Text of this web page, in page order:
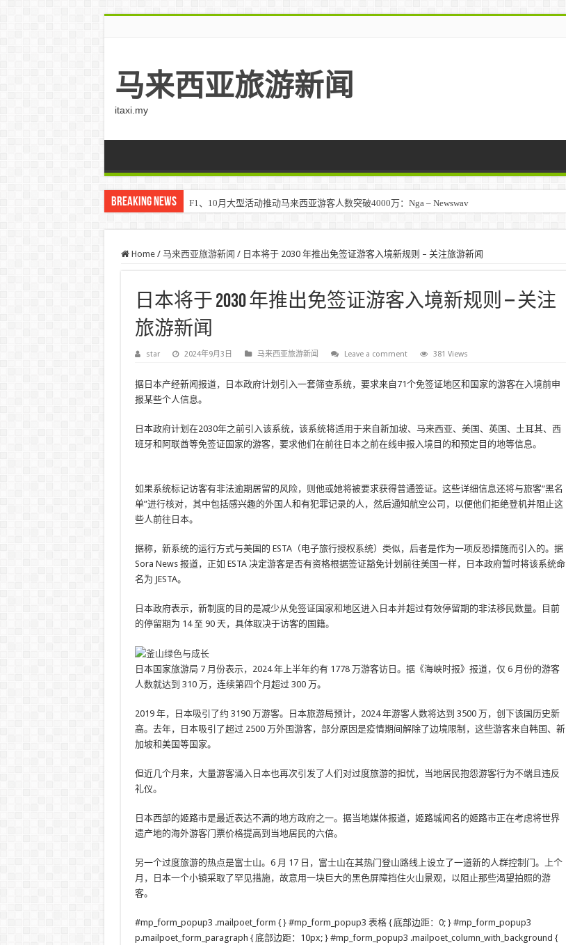
马来西亚旅游新闻
itaxi.my
Breaking News F1、10月大型活动推动马来西亚游客人数突破4000万：Nga – Newswav
Home / 马来西亚旅游新闻 / 日本将于 2030 年推出免签证游客入境新规则 – 关注旅游新闻
日本将于 2030 年推出免签证游客入境新规则 – 关注
旅游新闻
star 2024年9月3日 马来西亚旅游新闻 Leave a comment 381 Views
据日本产经新闻报道，日本政府计划引入一套筛查系统，要求来自71个免签证地区和国家的游客在入境前申
报某些个人信息。
日本政府计划在2030年之前引入该系统，该系统将适用于来自新加坡、马来西亚、美国、英国、土耳其、西
班牙和阿联酋等免签证国家的游客，要求他们在前往日本之前在线申报入境目的和预定目的地等信息。
如果系统标记访客有非法逾期居留的风险，则他或她将被要求获得普通签证。这些详细信息还将与旅客“黑名
单”进行核对，其中包括感兴趣的外国人和有犯罪记录的人，然后通知航空公司，以便他们拒绝登机并阻止这
些人前往日本。
据称，新系统的运行方式与美国的 ESTA（电子旅行授权系统）类似，后者是作为一项反恐措施而引入的。据
Sora News 报道，正如 ESTA 决定游客是否有资格根据签证豁免计划前往美国一样，日本政府暂时将该系统命
名为 JESTA。
日本政府表示，新制度的目的是减少从免签证国家和地区进入日本并超过有效停留期的非法移民数量。目前
的停留期为 14 至 90 天，具体取决于访客的国籍。
日本国家旅游局 7 月份表示，2024 年上半年约有 1778 万游客访日。据《海峡时报》报道，仅 6 月份的游客
人数就达到 310 万，连续第四个月超过 300 万。
2019 年，日本吸引了约 3190 万游客。日本旅游局预计，2024 年游客人数将达到 3500 万，创下该国历史新
高。去年，日本吸引了超过 2500 万外国游客，部分原因是疫情期间解除了边境限制，这些游客来自韩国、新
加坡和美国等国家。
但近几个月来，大量游客涌入日本也再次引发了人们对过度旅游的担忧，当地居民抱怨游客行为不端且违反
礼仪。
日本西部的姬路市是最近表达不满的地方政府之一。据当地媒体报道，姬路城闻名的姬路市正在考虑将世界
遗产地的海外游客门票价格提高到当地居民的六倍。
另一个过度旅游的热点是富士山。6 月 17 日，富士山在其热门登山路线上设立了一道新的人群控制门。上个
月，日本一个小镇采取了罕见措施，故意用一块巨大的黑色屏障挡住火山景观，以阻止那些渴望拍照的游
客。
#mp_form_popup3 .mailpoet_form { } #mp_form_popup3 表格 { 底部边距：0; } #mp_form_popup3
p.mailpoet_form_paragraph { 底部边距：10px; } #mp_form_popup3 .mailpoet_column_with_background {